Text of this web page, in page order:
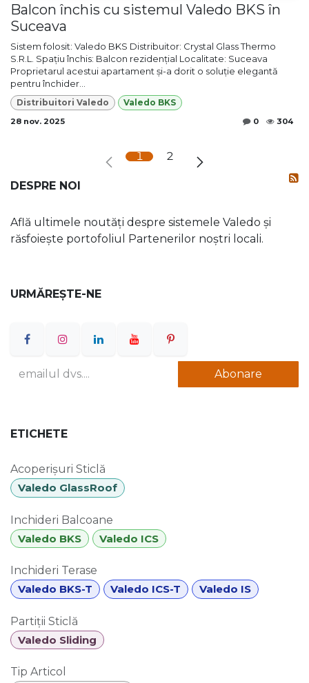
Balcon închis cu sistemul Valedo BKS în
Suceava
Sistem folosit: Valedo BKS Distribuitor: Crystal Glass Thermo
S.R.L. Spațiu închis: Balcon rezidențial Localitate: Suceava
Proprietarul acestui apartament și-a dorit o soluție elegantă
pentru închider...
Distribuitori Valedo Valedo BKS
28 nov. 2025 0 304
1 2
DESPRE NOI
Află ultimele noutăți despre sistemele Valedo și
răsfoiește portofoliul Partenerilor noștri locali.
URMĂREȘTE-NE
Abonare
ETICHETE
Acoperișuri Sticlă
Valedo GlassRoof
Inchideri Balcoane
Valedo BKS
Valedo ICS
Inchideri Terase
Valedo BKS-T
Valedo ICS-T Valedo IS
Partiții Sticlă
Valedo Sliding
Tip Articol